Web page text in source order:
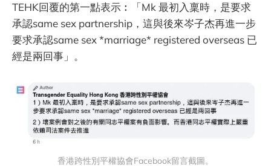
TEHK回覆的第一點表示︰「Mk 最初入稟時，是要求
承認same sex partnership，這與後來岑子杰再進一步
要求承認same sex *marriage* registered overseas 已
經是兩回事」。
香港跨性別平權協會Facebook留言截圖。